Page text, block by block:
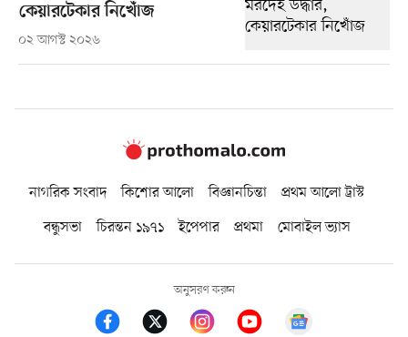
কেয়ারটেকার নিখোঁজ
০২ আগস্ট ২০২৬
নাগরিক সংবাদ কিশোর আলো বিজ্ঞানচিন্তা
প্রথম আলো ট্রাস্ট
বন্ধুসভা
চিরন্তন ১৯৭১ ইপেপার প্রথমা মোবাইল ভ্যাস
অনুসরণ করুন